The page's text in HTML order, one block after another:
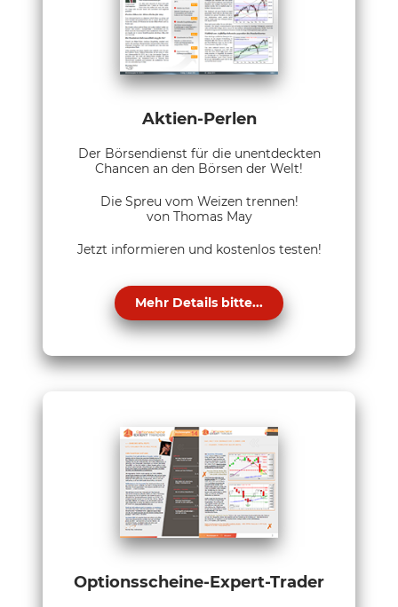
Aktien-Perlen
Der Börsendienst für die unentdeckten
Chancen an den Börsen der Welt!
Die Spreu vom Weizen trennen!
von Thomas May
Jetzt informieren und kostenlos testen!
Mehr Details bitte...
Optionsscheine-Expert-Trader